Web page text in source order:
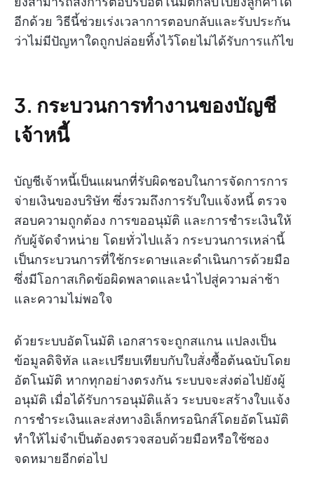
อีกด้วย วิธีนี้ช่วยเร่งเวลาการตอบกลับและรับประกัน
ว่าไม่มีปัญหาใดถูกปล่อยทิ้งไว้โดยไม่ได้รับการแก้ไข
3. กระบวนการทำงานของบัญชี
เจ้าหนี้
บัญชีเจ้าหนี้เป็นแผนกที่รับผิดชอบในการจัดการการ
จ่ายเงินของบริษัท ซึ่งรวมถึงการรับใบแจ้งหนี้ ตรวจ
สอบความถูกต้อง การขออนุมัติ และการชำระเงินให้
กับผู้จัดจำหน่าย โดยทั่วไปแล้ว กระบวนการเหล่านี้
เป็นกระบวนการที่ใช้กระดาษและดำเนินการด้วยมือ
ซึ่งมีโอกาสเกิดข้อผิดพลาดและนำไปสู่ความล่าช้า
และความไม่พอใจ
ด้วยระบบอัตโนมัติ เอกสารจะถูกสแกน แปลงเป็น
ข้อมูลดิจิทัล และเปรียบเทียบกับใบสั่งซื้อต้นฉบับโดย
อัตโนมัติ หากทุกอย่างตรงกัน ระบบจะส่งต่อไปยังผู้
อนุมัติ เมื่อได้รับการอนุมัติแล้ว ระบบจะสร้างใบแจ้ง
การชำระเงินและส่งทางอิเล็กทรอนิกส์โดยอัตโนมัติ
ทำให้ไม่จำเป็นต้องตรวจสอบด้วยมือหรือใช้ซอง
จดหมายอีกต่อไป